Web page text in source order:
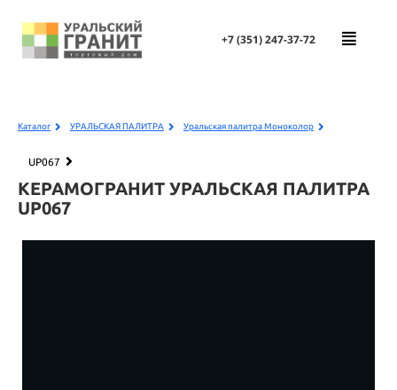
+7 (351)247-37-72
Каталог УРАЛЬСКАЯ ПАЛИТРА Уральская палитра Моноколор
UP067
КЕРАМОГРАНИТ УРАЛЬСКАЯ ПАЛИТРА
UP067